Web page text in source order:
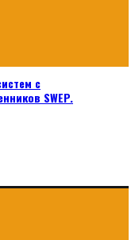
с
SWEP.